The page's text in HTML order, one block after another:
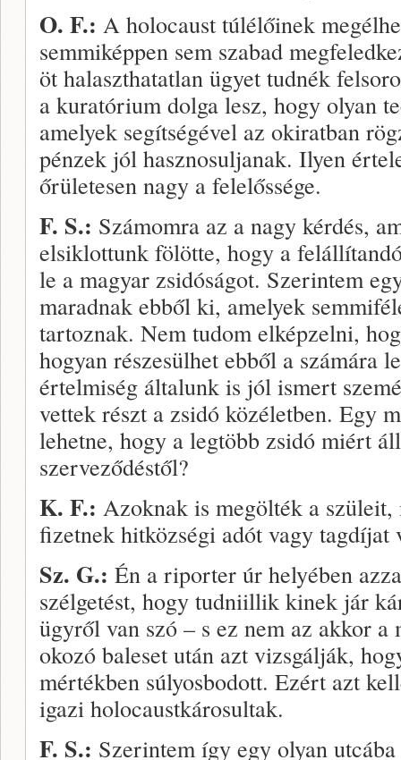
O. F.: A holocaust túlélőinek
semmiképpen sem szabad
öt halaszthatatlan ügyet tudnék
a kuratórium dolga lesz, hogy olyan
amelyek segítségével az okiratban
pénzek jól haszno­suljanak. Ilyen
őrületesen nagy a felelőssége.
F. S.: Számomra az a nagy kérdés,
elsiklottunk fölötte, hogy a
le a magyar zsidóságot. Szerintem
maradnak ebből ki, amelyek
tartoznak. Nem tudom elképzelni,
hogyan részesülhet ebből a szá­mára
értelmiség általunk is jól ismert
vettek részt a zsidó közéletben. Egy
lehetne, hogy a legtöbb zsidó miért
szervező­déstől?
K. F.: Azoknak is megölték a
fizetnek hitközségi adót vagy tagdíjat
Sz. G.: Én a riporter úr helyében
szélgetést, hogy tudniillik kinek jár
ügyről van szó – s ez nem az akkor a
okozó baleset után azt vizsgálják,
mértékben súlyosbodott. Ezért azt
igazi holocaustkárosultak.
F. S.: Szerintem így egy olyan